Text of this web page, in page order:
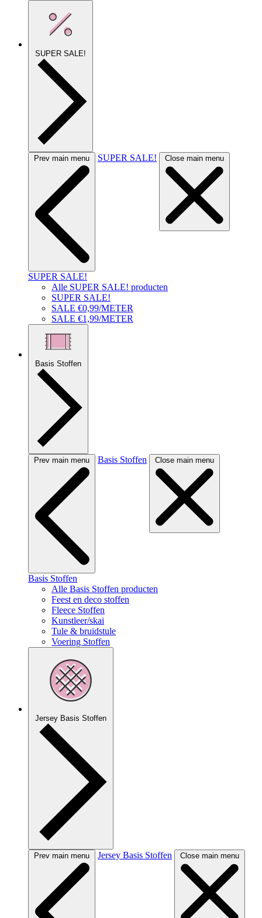
SUPER SALE!
Prev main menu SUPER SALE! Close main menu
SUPER SALE!
Alle SUPER SALE! producten
SUPER SALE!
SALE €0,99/METER
SALE €1,99/METER
Basis Stoffen
Prev main menu Basis Stoffen Close main menu
Basis Stoffen
Alle Basis Stoffen producten
Feest en deco stoffen
Fleece Stoffen
Kunstleer/skai
Tule & bruidstule
Voering Stoffen
Jersey Basis Stoffen
Prev main menu Jersey Basis Stoffen Close main menu